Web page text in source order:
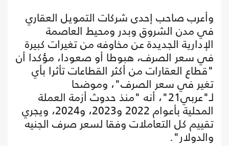
وأعرب صاحب إحدى شركات التمويل العقاري
في مدن الشروق وبدر ومحيط العاصمة
الإدارية الجديدة عن مخاوفه من تغيرات كبيرة
في سعر الصرف، هبوطا أو صعودا، مؤكدا أن
"قطاع العقارات من أكثر القطاعات تأثرا بأي
تغير في سعر الصرف"، وموضحا
لـ"عربي21"، أنه "منذ حدوث أزمة العملة
المحلية بأعوام 2022 و2023، و2024، ويجري
تقييم كل التعاملات وفقا لسعر صرف الجنيه
والدولار".